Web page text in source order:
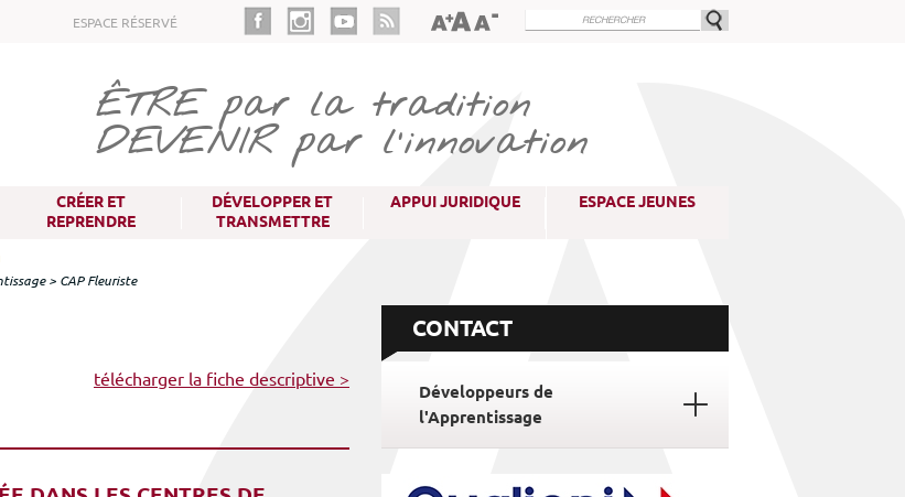
au
ESPACE RÉSERVÉ
ÊTREpar la tradition
DEVENIRpar l'innovation
CRÉER ET
REPRENDRE
DÉVELOPPER ET
TRANSMETTRE
APPUI JURIDIQUE ESPACE JEUNES
> CAP Fleuriste
télécharger la fiche descriptive >
CONTACT
Développeurs de
l'Apprentissage